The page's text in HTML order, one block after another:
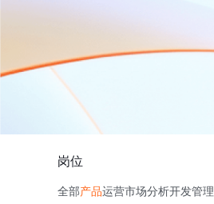
岗位
全部产品运营市场分析开发管理